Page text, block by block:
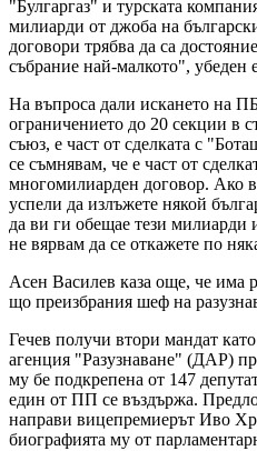
"Булгаргаз" и турската
милиарди от джоба на
договори трябва да са
събрание най-малкото", убеден
На въпроса дали искането на
ограничението до 20 секции в
съюз, е част от сделката с
се съмнявам, че е част от
многомилиарден договор. Ако
успели да излъжете някой
да ви ги обещае тези
не вярвам да се откажете по
Асен Василев каза още, че има
що преизбрания шеф на
Гечев получи втори мандат
агенция "Разузнаване" (ДАР)
му бе подкрепена от 147
един от ПП се въздържа.
направи вицепремиерът Иво
биографията му от